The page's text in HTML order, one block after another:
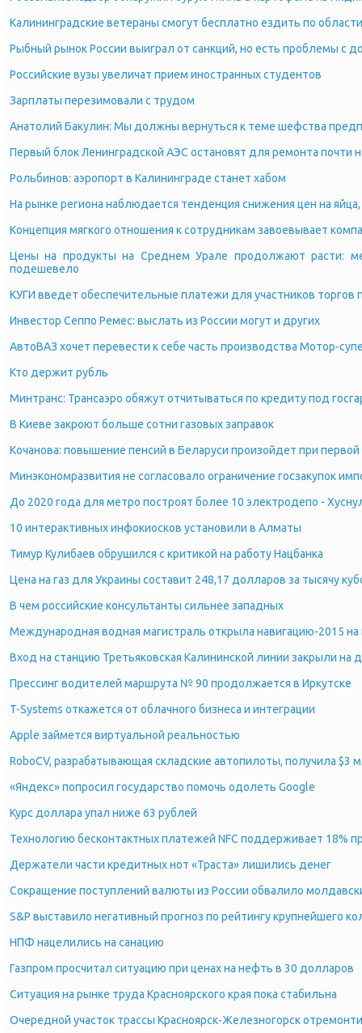
Калининградские ветераны смогут бесплатно ездить по
Рыбный рынок России выиграл от санкций, но есть проблемы с
Российские вузы увеличат прием иностранных студентов
Зарплаты перезимовали с трудом
Анатолий Бакулин: Мы должны вернуться к теме шефства
Первый блок Ленинградской АЭС остановят для ремонта почти
Рольбинов: аэропорт в Калининграде станет хабом
На рынке региона наблюдается тенденция снижения цен на яйца,
Концепция мягкого отношения к сотрудникам завоевывает
Цены на продукты на Среднем Урале продолжают расти:
подешевело
КУГИ введет обеспечительные платежи для участников
Инвестор Сеппо Ремес: выслать из России могут и других
АвтоВАЗ хочет перевести к себе часть производства Мотор-
Кто держит рубль
Минтранс: Трансаэро обяжут отчитываться по кредиту под
В Киеве закроют больше сотни газовых заправок
Кочанова: повышение пенсий в Беларуси произойдет при
Минэкономразвития не согласовало ограничение госзакупок
До 2020 года для метро построят более 10 электродепо -
10 интерактивных инфокиосков установили в Алматы
Тимур Кулибаев обрушился с критикой на работу Нацбанка
Цена на газ для Украины составит 248,17 долларов за тысячу
В чем российские консультанты сильнее западных
Международная водная магистраль открыла навигацию-2015
Вход на станцию Третьяковская Калининской линии закрыли на
Прессинг водителей маршрута № 90 продолжается в Иркутске
T-Systems откажется от облачного бизнеса и интеграции
Apple займется виртуальной реальностью
RoboCV, разрабатывающая складские автопилоты, получила $3
«Яндекс» попросил государство помочь одолеть Google
Курс доллара упал ниже 63 рублей
Технологию бесконтактных платежей NFC поддерживает 18%
Держатели части кредитных нот «Траста» лишились денег
Сокращение поступлений валюты из России обвалило
S&P выставило негативный прогноз по рейтингу крупнейшего
НПФ нацелились на санацию
Газпром просчитал ситуацию при ценах на нефть в 30 долларов
Ситуация на рынке труда Красноярского края пока стабильна
Очередной участок трассы Красноярск-Железногорск